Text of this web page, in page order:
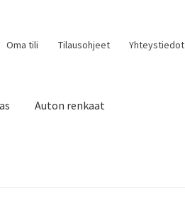
Oma tili Tilausohjeet Yhteystiedot
Auton renkaat